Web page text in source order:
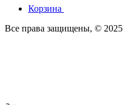
Корзина
Все права защищены, © 2025